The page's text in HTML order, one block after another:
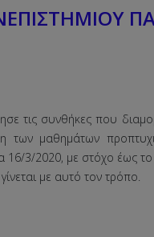
τις συνθήκες που
των μαθημάτων
3/2020, με στόχο έως το
με αυτό τον τρόπο.